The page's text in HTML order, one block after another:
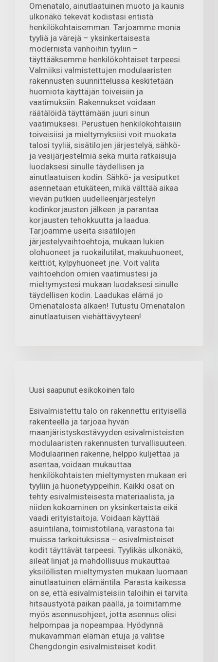
Omenatalo, ainutlaatuinen muoto ja kaunis
ulkonäkö tekevät kodistasi entistä
henkilökohtaisemman. Tarjoamme monia
tyyliä ja värejä – yksinkertaisesta
modernista vanhoihin tyyliin –
täyttääksemme henkilökohtaiset tarpeesi.
Valmiiksi valmistettujen modulaaristen
rakennusten suunnittelussa keskitetään
huomiota käyttäjän toiveisiin ja
vaatimuksiin. Rakennukset voidaan
räätälöidä täyttämään juuri sinun
vaatimuksesi. Perustuen henkilökohtaisiin
toiveisiisi ja mieltymyksiisi voit muokata
talosi tyyliä, sisätilojen järjestelyä, sähkö-
ja vesijärjestelmiä sekä muita ratkaisuja
luodaksesi sinulle täydellisen ja
ainutlaatuisen kodin. Sähkö- ja vesiputket
asennetaan etukäteen, mikä välttää aikaa
vievän putkien uudelleenjärjestelyn
kodinkorjausten jälkeen ja parantaa
korjausten tehokkuutta ja laadua.
Tarjoamme useita sisätilojen
järjestelyvaihtoehtoja, mukaan lukien
olohuoneet ja ruokailutilat, makuuhuoneet,
keittiöt, kylpyhuoneet jne. Voit valita
vaihtoehdon omien vaatimustesi ja
mieltymystesi mukaan luodaksesi sinulle
täydellisen kodin. Laadukas elämä jo
Omenatalosta alkaen! Tutustu Omenatalon
ainutlaatuisen viehättävyyteen!
Uusi saapunut esikokoinen talo
Esivalmistettu talo on rakennettu erityisellä
rakenteella ja tarjoaa hyvän
maanjäristyskestävyyden esivalmisteisten
modulaaristen rakennusten turvallisuuteen.
Modulaarinen rakenne, helppo kuljettaa ja
asentaa, voidaan mukauttaa
henkilökohtaisten mieltymysten mukaan eri
tyyliin ja huonetyyppeihin. Kaikki osat on
tehty esivalmisteisesta materiaalista, ja
niiden kokoaminen on yksinkertaista eikä
vaadi erityistaitoja. Voidaan käyttää
asuintilana, toimistotilana, varastona tai
muissa tarkoituksissa – esivalmisteiset
kodit täyttävät tarpeesi. Tyylikäs ulkonäkö,
sileät linjat ja mahdollisuus mukauttaa
yksilöllisten mieltymysten mukaan luomaan
ainutlaatuinen elämäntila. Parasta kaikessa
on se, että esivalmisteisiin taloihin ei tarvita
hitsaustyötä paikan päällä, ja toimitamme
myös asennusohjeet, jotta asennus olisi
helpompaa ja nopeampaa. Hyödynnä
mukavamman elämän etuja ja valitse
Chengdongin esivalmisteiset kodit.